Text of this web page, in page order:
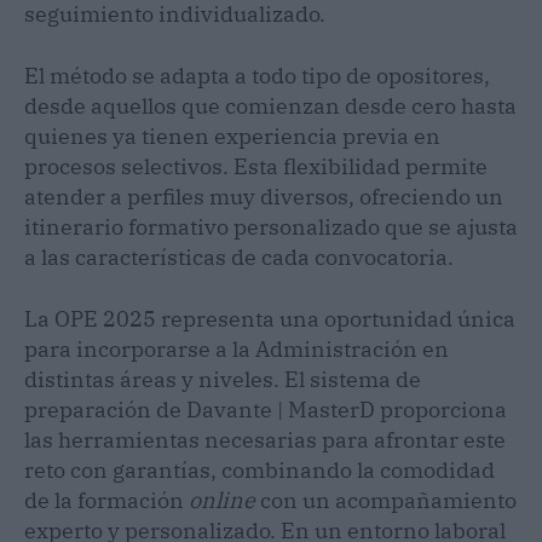
seguimiento individualizado.
El método se adapta a todo tipo de opositores,
desde aquellos que comienzan desde cero hasta
quienes ya tienen experiencia previa en
procesos selectivos. Esta flexibilidad permite
atender a perfiles muy diversos, ofreciendo un
itinerario formativo personalizado que se ajusta
a las características de cada convocatoria.
La OPE 2025 representa una oportunidad única
para incorporarse a la Administración en
distintas áreas y niveles. El sistema de
preparación de Davante | MasterD proporciona
las herramientas necesarias para afrontar este
reto con garantías, combinando la comodidad
de la formación online con un acompañamiento
experto y personalizado. En un entorno laboral